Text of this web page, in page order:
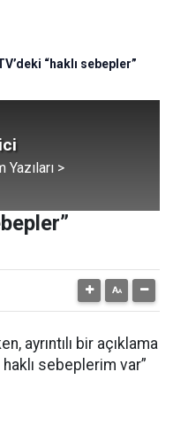
“haklı sebepler”
Yazıları >
ayrıntılı bir açıklama
sebeplerim var”